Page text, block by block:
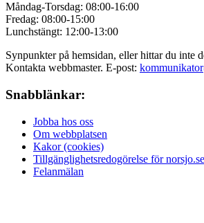
Måndag-Torsdag: 08:00-16:00
Fredag: 08:00-15:00
Lunchstängt: 12:00-13:00
Synpunkter på hemsidan, eller hittar du inte
Kontakta webbmaster. E-post:
Snabblänkar:
Jobba hos oss
Om webbplatsen
Kakor (cookies)
Tillgänglighetsredogörelse för
Felanmälan